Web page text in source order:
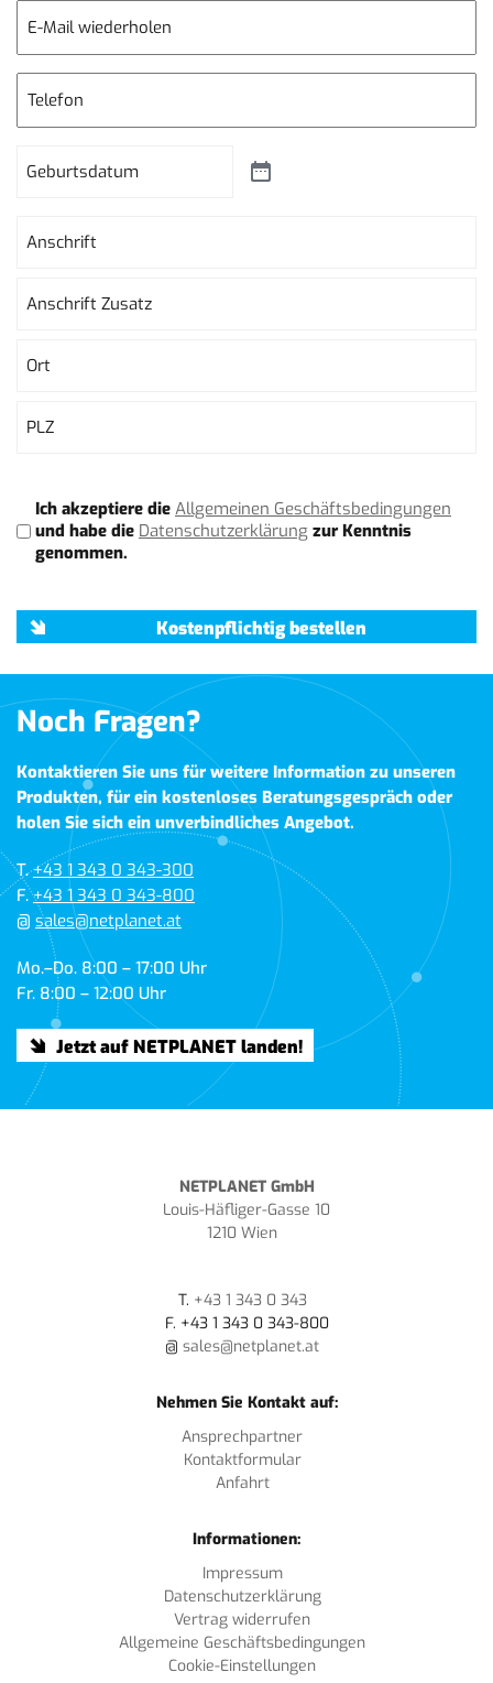
Mail(erforderlich)
Zusatz
AGB(erforderlich)
Ich akzeptiere die Allgemeinen Geschäftsbedingungen
und habe die Datenschutzerklärung zur Kenntnis
genommen.
Kostenpflichtig bestellen
Noch Fragen?
Kontaktieren Sie uns für weitere Information zu unseren
Produkten, für ein kostenloses Beratungsgespräch oder
holen Sie sich ein unverbindliches Angebot.
T.+43 1 343 0 343-300
F.+43 1 343 0 343-800
@ sales@netplanet.at
Mo.–Do. 8:00 – 17:00 Uhr
Fr. 8:00 – 12:00 Uhr
Jetzt auf NETPLANET landen!
NETPLANET GmbH
Louis-Häfliger-Gasse 10
1210 Wien
T. +43 1 343 0 343
F. +43 1 343 0 343-800
@ sales@netplanet.at
Nehmen Sie Kontakt auf:
Ansprechpartner
Kontaktformular
Anfahrt
Informationen:
Impressum
Datenschutzerklärung
Vertrag widerrufen
Allgemeine Geschäftsbedingungen
Cookie-Einstellungen